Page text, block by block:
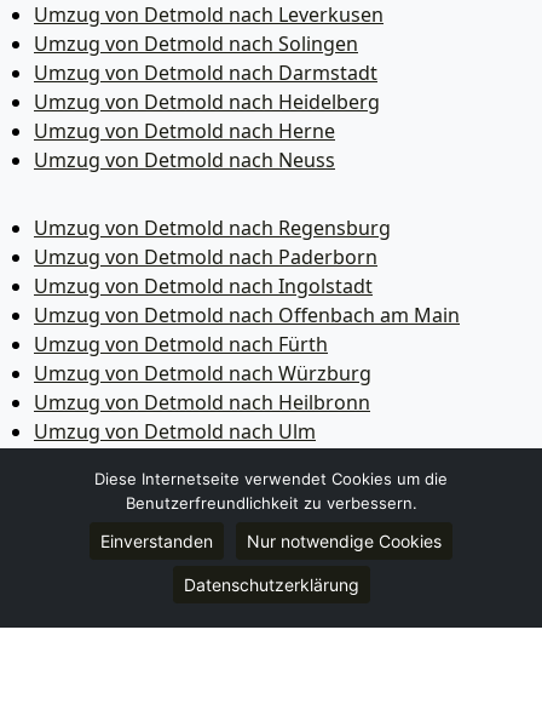
Umzug von Detmold nach Leverkusen
Umzug von Detmold nach Solingen
Umzug von Detmold nach Darmstadt
Umzug von Detmold nach Heidelberg
Umzug von Detmold nach Herne
Umzug von Detmold nach Neuss
Umzug von Detmold nach Regensburg
Umzug von Detmold nach Paderborn
Umzug von Detmold nach Ingolstadt
Umzug von Detmold nach Offenbach am Main
Umzug von Detmold nach Fürth
Umzug von Detmold nach Würzburg
Umzug von Detmold nach Heilbronn
Umzug von Detmold nach Ulm
Umzug von Detmold nach Wolfsburg
Umzug von Detmold nach Bottrop
Umzug von Detmold nach Göttingen
Umzug von Detmold nach Reutlingen
Umzug von Detmold nach Koblenz
Diese Internetseite verwendet Cookies um die
Benutzerfreundlichkeit zu verbessern.
Einverstanden Nur notwendige Cookies
Datenschutzerklärung